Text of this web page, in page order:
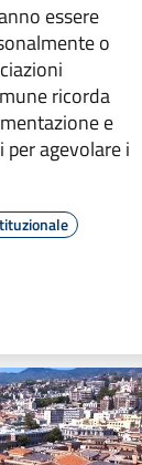
essere
o
ricorda
e
agevolare i